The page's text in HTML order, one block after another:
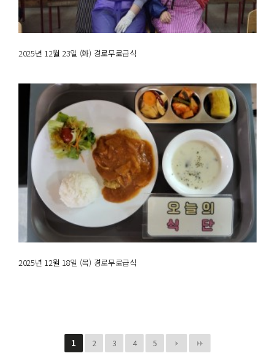
2025년 12월 23일 (화) 경로무료급식
2025년 12월 18일 (목) 경로무료급식
1 2 3 4 5